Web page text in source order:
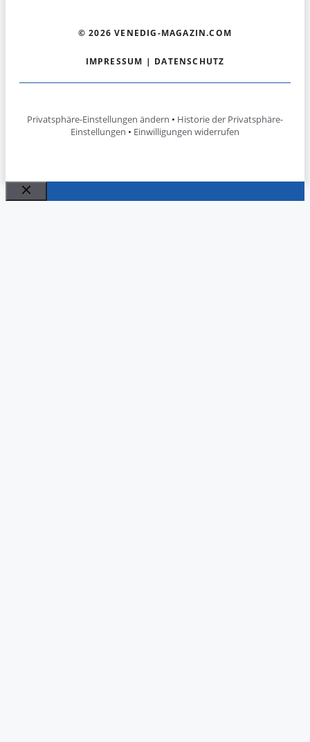
© 2026 VENEDIG-MAGAZIN.COM
IMPRESSUM | DATENSCHUTZ
Privatsphäre-Einstellungen ändern • Historie der Privatsphäre-
Einstellungen • Einwilligungen widerrufen
Schließen